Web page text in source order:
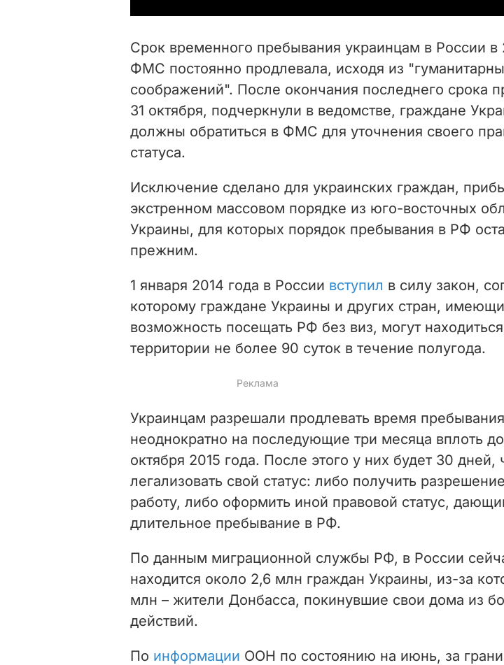
i
d
e
Срок временного пребывания украинцам в России в
ФМС постоянно продлевала, исходя из
соображений". После окончания последнего срока
31 октября, подчеркнули в ведомстве, граждане
должны обратиться в ФМС для уточнения своего
статуса.
Исключение сделано для украинских граждан,
экстренном массовом порядке из юго-восточных
Украины, для которых порядок пребывания в РФ
прежним.
1 января 2014 года в России вступил в силу закон,
которому граждане Украины и других стран,
возможность посещать РФ без виз, могут
территории не более 90 суток в течение полугода.
Украинцам разрешали продлевать время
неоднократно на последующие три месяца вплоть
октября 2015 года. После этого у них будет 30 дней,
легализовать свой статус: либо получить
работу, либо оформить иной правовой статус,
длительное пребывание в РФ.
По данным миграционной службы РФ, в России
находится около 2,6 млн граждан Украины, из-за
млн – жители Донбасса, покинувшие свои дома из
действий.
По информации ООН по состоянию на июнь, за